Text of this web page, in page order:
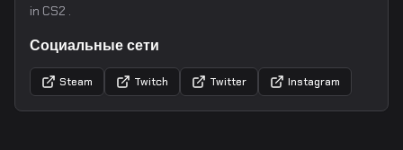
in CS2 .
Социальные сети
Steam Twitch Twitter Instagram